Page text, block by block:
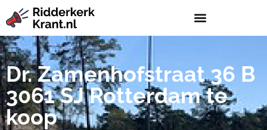
Dr. Zamenhofstraat 36 B
3061 SJ Rotterdam te
koop